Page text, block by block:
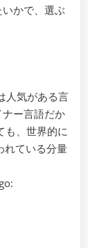
かで、選ぶ
人気がある言
ー言語だか
も、世界的に
れている分量